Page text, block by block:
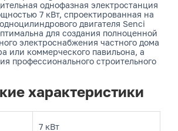
однофазная электростанция
7 кВт, спроектированная на
двигателя Senci
для создания полноценной
электроснабжения частного дома
или коммерческого павильона, а
профессионального строительного
характеристики
7 кВт